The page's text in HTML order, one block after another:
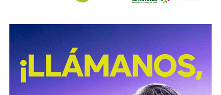
planteado esta posibilidad al presidente estadounidense
Donald Trump durante su encuentro del 28 de julio en la
Casa Blanca.
Sin embargo, hasta ahora Washington no ha autorizado el
acceso solicitado.